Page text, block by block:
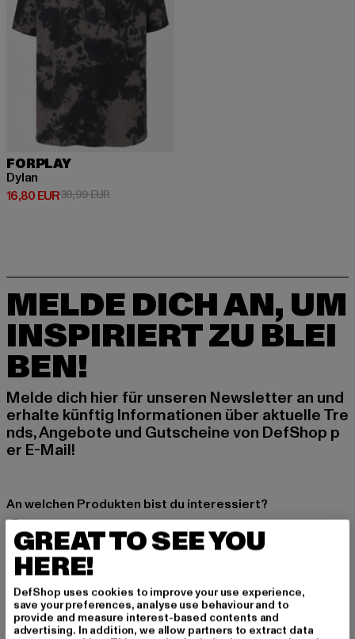
FORPLAY
Dylan
16,80 EUR
Derzeitiger Preis: 16,80 EUR
39,99 EURAktionspreis: 39,99 EUR
MELDE DICH AN, UM
INSPIRIERT ZU BLEI
BEN!
Melde dich hier für unseren Newsletter an und
erhalte künftig Informationen über aktuelle Tre
nds, Angebote und Gutscheine von DefShop p
er E-Mail!
An welchen Produkten bist du interessiert?
MÄNNER
FRAUEN
E-MAIL
ANMELDEN
GREAT TO SEE YOU
HERE!
DefShop uses cookies to improve your use experience,
save your preferences, analyse use behaviour and to
provide and measure interest-based contents and
advertising. In addition, we allow partners to extract data